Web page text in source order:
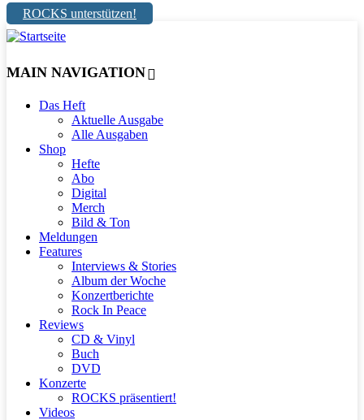
ROCKS unterstützen!
MAIN NAVIGATION
Das Heft
Aktuelle Ausgabe
Alle Ausgaben
Shop
Hefte
Abo
Digital
Merch
Bild & Ton
Meldungen
Features
Interviews & Stories
Album der Woche
Konzertberichte
Rock In Peace
Reviews
CD & Vinyl
Buch
DVD
Konzerte
ROCKS präsentiert!
Videos